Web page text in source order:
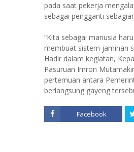
pada saat pekerja
sebagai pengganti
“Kita sebagai manusia
membuat sistem jaminan
Hadir dalam kegiatan,
Pasuruan Imron
pertemuan antara
berlangsung gayeng
Facebook